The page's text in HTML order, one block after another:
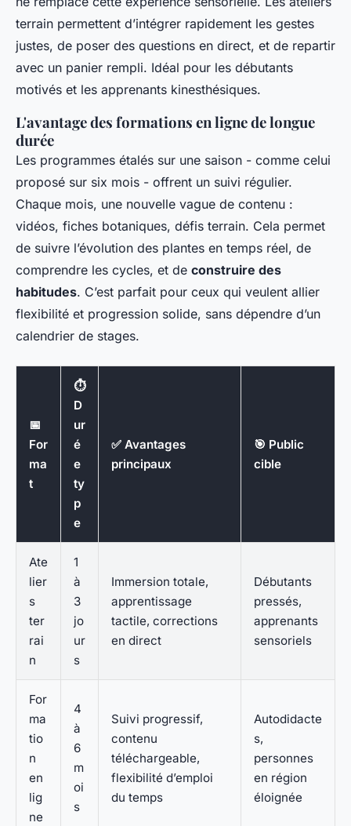
terrain permettent d’intégrer rapidement les gestes
justes, de poser des questions en direct, et de repartir
avec un panier rempli. Idéal pour les débutants
motivés et les apprenants kinesthésiques.
L'avantage des formations en ligne de longue
durée
Les programmes étalés sur une saison - comme celui
proposé sur six mois - offrent un suivi régulier.
Chaque mois, une nouvelle vague de contenu :
vidéos, fiches botaniques, défis terrain. Cela permet
de suivre l’évolution des plantes en temps réel, de
comprendre les cycles, et de construire des
habitudes. C’est parfait pour ceux qui veulent allier
flexibilité et progression solide, sans dépendre d’un
calendrier de stages.
📅
For
ma
t
⏱️
D
ur
é
e
ty
p
e
✅ Avantages
principaux
🎯 Public
cible
Ate
lier
s
ter
rai
n
1
à
3
jo
ur
s
Immersion totale,
apprentissage
tactile, corrections
en direct
Débutants
pressés,
apprenants
sensoriels
For
ma
tio
n
en
lig
ne
4
à
6
m
oi
s
Suivi progressif,
contenu
téléchargeable,
flexibilité d’emploi
du temps
Autodidacte
s,
personnes
en région
éloignée